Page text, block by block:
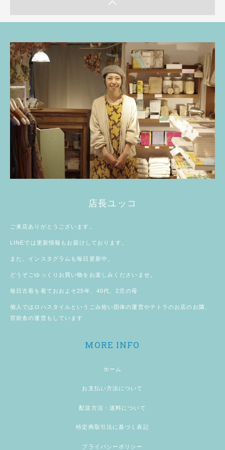
店長ユッコ
ご来店ありがとうございます。
LINEでは更新情報もお届けしております。
また、 インスタグラム も毎日更新中。
どうぞごゆっくりお買い物をお楽しみくださいませ。
毎日古着を着ておおよそ25年、40代、2児の母
個人では ロハスタイル というごみ拾い団体の運営やテトラのお店のお隣、
宮前舎の運営もしています
MORE INFO
ホーム
お支払い方法について
配送方法・送料について
特定商取引法に基づく表記
プライバシーポリシー